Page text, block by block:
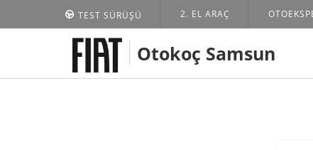
TEST SÜRÜŞÜ 2. EL ARAÇ
Otokoç Samsun
ANASAYFA KAMPANYALAR